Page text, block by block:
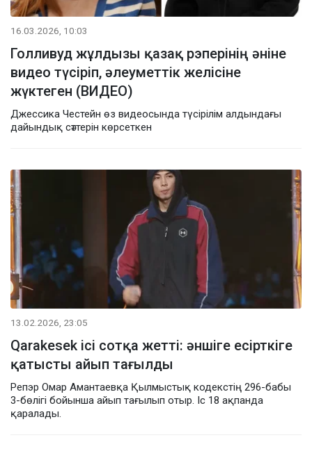
16.03.2026, 10:03
Голливуд жұлдызы қазақ рэперінің әніне
видео түсіріп, әлеуметтік желісіне
жүктеген (ВИДЕО)
Джессика Честейн өз видеосында түсірілім алдындағы
дайындық сәттерін көрсеткен
13.02.2026, 23:05
Qarakesek ісі сотқа жетті: әншіге есірткіге
қатысты айып тағылды
Репэр Омар Амантаевқа Қылмыстық кодекстің 296-бабы
3-бөлігі бойынша айып тағылып отыр. Іс 18 ақпанда
қаралады.